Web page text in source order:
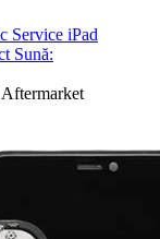
Service iPad
Sună: